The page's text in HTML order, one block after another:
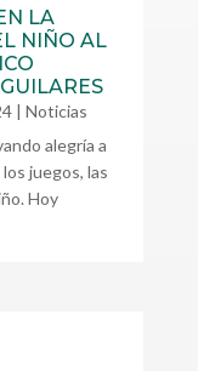
LA
NIÑO AL
| Noticias
alegría a
juegos, las
Hoy